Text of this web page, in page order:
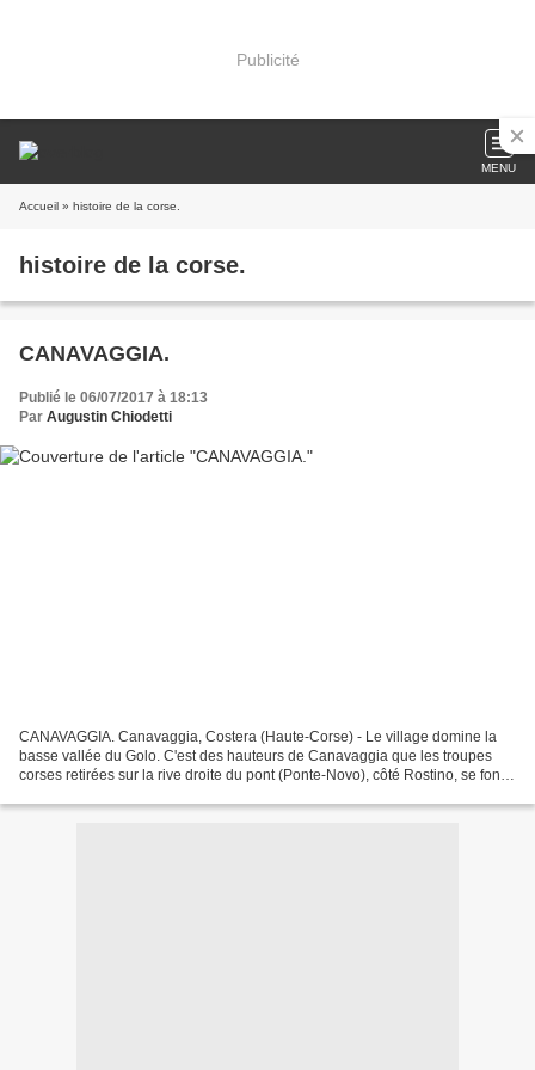
Publicité
MENU
Accueil » histoire de la corse.
histoire de la corse.
CANAVAGGIA.
Publié le 06/07/2017 à 18:13
Par Augustin Chiodetti
CANAVAGGIA. Canavaggia, Costera (Haute-Corse) - Le village domine la
basse vallée du Golo. C'est des hauteurs de Canavaggia que les troupes
corses retirées sur la rive droite du pont (Ponte-Novo), côté Rostino, se font